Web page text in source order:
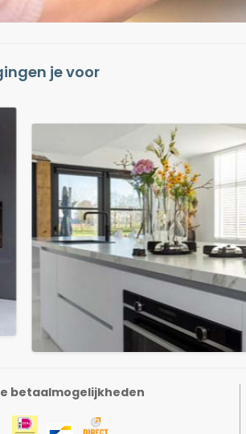
je voor
betaalmogelijkheden